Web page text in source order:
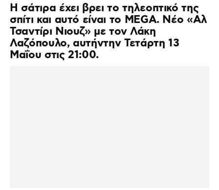
Η σάτιρα έχει βρει το τηλεοπτικό της
σπίτι και αυτό είναι το MEGA. Νέο «Αλ
Τσαντίρι Νιουζ» με τον Λάκη
Λαζόπουλο, αυτήντην Τετάρτη 13
Μαΐου στις 21:00.